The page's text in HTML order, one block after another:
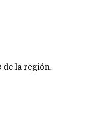
la región.